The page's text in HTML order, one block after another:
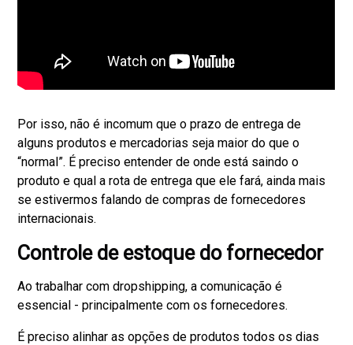
Por isso, não é incomum que o prazo de entrega de
alguns produtos e mercadorias seja maior do que o
“normal”. É preciso entender de onde está saindo o
produto e qual a rota de entrega que ele fará, ainda mais
se estivermos falando de compras de fornecedores
internacionais.
Controle de estoque do fornecedor
Ao trabalhar com dropshipping, a comunicação é
essencial - principalmente com os fornecedores.
É preciso alinhar as opções de produtos todos os dias